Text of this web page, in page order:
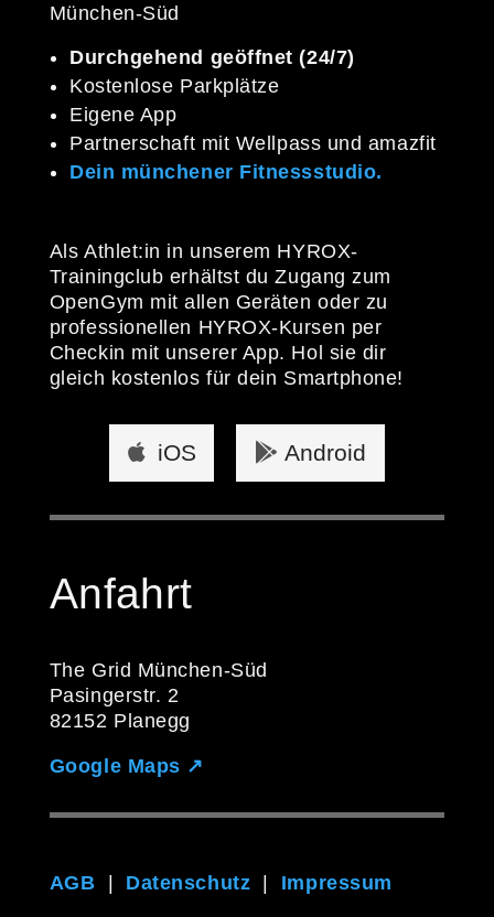
München-Süd
Durchgehend geöffnet (24/7)
Kostenlose Parkplätze
Eigene App
Partnerschaft mit Wellpass und amazfit
Dein münchener Fitnessstudio.
Als Athlet:in in unserem HYROX-
Trainingclub erhältst du Zugang zum
OpenGym mit allen Geräten oder zu
professionellen HYROX-Kursen per
Checkin mit unserer App. Hol sie dir
gleich kostenlos für dein Smartphone!
iOS Android
Anfahrt
The Grid München-Süd
Pasingerstr. 2
82152 Planegg
Google Maps ↗
AGB | Datenschutz | Impressum